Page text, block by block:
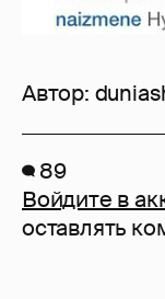
Автор:
89
Войдите в
оставлять